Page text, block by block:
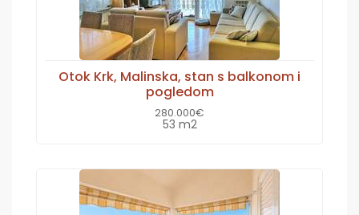
Otok Krk, Malinska, stan s balkonom i
pogledom
280.000€
53 m2